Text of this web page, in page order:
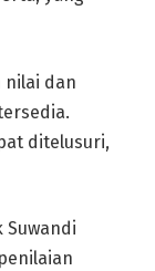
nilai dan
ditelusuri,
Suwandi